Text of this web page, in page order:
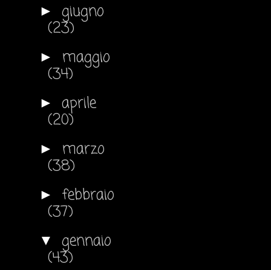
► giugno
(23)
► maggio
(34)
► aprile
(20)
► marzo
(38)
► febbraio
(37)
▼ gennaio
(43)